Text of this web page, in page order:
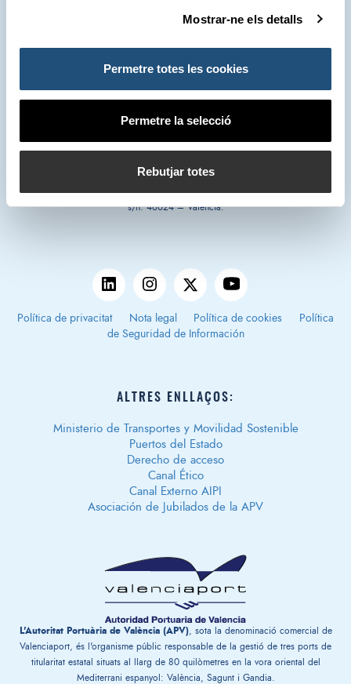
Mostrar-ne els detalls
Permetre totes les cookies
Permetre la selecció
Rebutjar totes
*Les converses telefòniques mantingudes amb el Centre de Control
d'Emergències podran ser gravades. El tractament és necessari per al
suprimits en el termini legalment establit llevat que es considere necessari
drets d'Accés, Rectificació, Supressió, Limitació del tractament, Portabilitat i
Oposició dirigint la seua petició a l'Autoritat Portuària de València, Moll Túria
s/n. 46024 – València.
Política de privacitat Nota legal Política de cookies
Política
de Seguridad de Información
ALTRES ENLLAÇOS:
Ministerio de Transportes y Movilidad Sostenible
Puertos del Estado
Derecho de acceso
Canal Ético
Canal Externo AIPI
Asociación de Jubilados de la APV
L'Autoritat Portuària de València (APV), sota la denominació comercial de
Valenciaport, és l'organisme públic responsable de la gestió de tres ports de
titularitat estatal situats al llarg de 80 quilòmetres en la vora oriental del
Mediterrani espanyol: València, Sagunt i Gandia.